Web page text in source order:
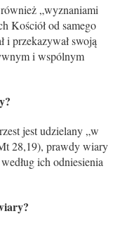
„wyznaniami
Kościół od samego
i przekazywał swoją
i wspólnym
jest udzielany „w
28,19), prawdy wiary
ich odniesienia